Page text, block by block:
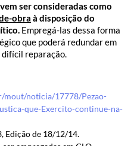
ser consideradas como
obra à disposição do
Empregá-las dessa forma
que poderá redundar em
difícil reparação.
mout/noticia/17778/Pezao-
que-Exercito-continue-na-
Edição de 18/12/14.